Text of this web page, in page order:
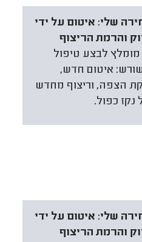
שלי: איטום על ידי
והרמת הריצוף
מומלץ לבצע טיפול
איטום חדש,
הצפה, וריצוף מחדש
נקז כפול.
שלי: איטום על ידי
והרמת הריצוף